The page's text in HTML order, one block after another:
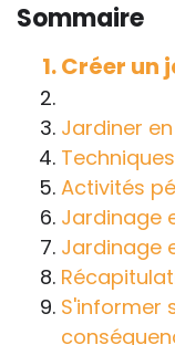
handicap sur
passe pas
diagnostic en
Cette
chacun, dans
particulier,
compte la
maladie ou
enfant.
Sommaire
Créer un
Jardiner
Activités
Jardinage
Jardinage
S'informer